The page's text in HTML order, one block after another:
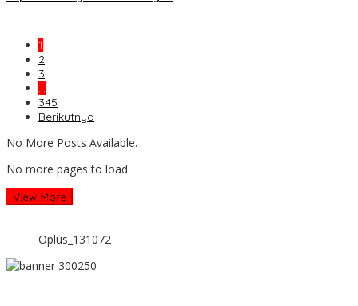
1
2
3
…
345
Berikutnya
No More Posts Available.
No more pages to load.
View More
Oplus_131072